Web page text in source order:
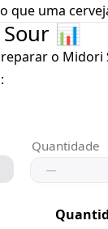
que uma
📊
o Midori
Quantidade
−